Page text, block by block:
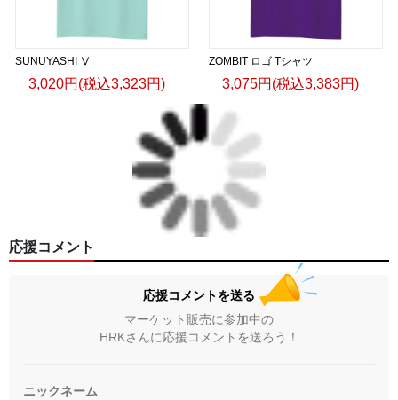
SUNUYASHI Ⅴ
3,020円(税込3,323円)
ZOMBIT ロゴ Tシャツ
3,075円(税込3,383円)
応援コメント
応援コメントを送る
マーケット販売に参加中の
HRKさんに応援コメントを送ろう！
ニックネーム